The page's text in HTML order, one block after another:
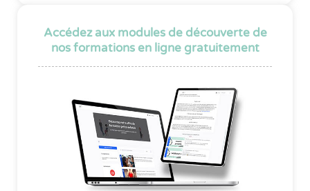
Accédez aux modules de découverte de
nos formations en ligne gratuitement